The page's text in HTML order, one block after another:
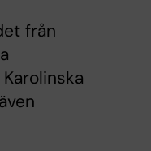
från